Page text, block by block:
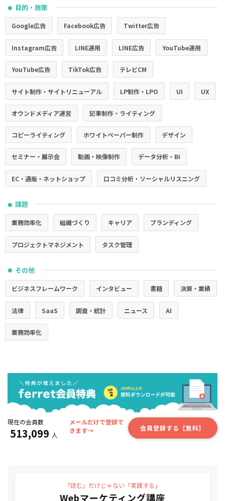
● 目的・施策
Google広告 Facebook広告 Twitter広告
Instagram広告 LINE運用 LINE広告 YouTube運用
YouTube広告 TikTok広告 テレビCM
サイト制作・サイトリニューアル LP制作・LPO UI UX
オウンドメディア運営 記事制作・ライティング
コピーライティング ホワイトペーパー制作 デザイン
セミナー・展示会 動画・映像制作 データ分析・BI
EC・通販・ネットショップ 口コミ分析・ソーシャルリスニング
● 課題
業務効率化 組織づくり キャリア ブランディング
プロジェクトマネジメント タスク管理
● その他
ビジネスフレームワーク インタビュー 書籍 決算・業績
法律 SaaS 調査・統計 ニュース AI
業務効率化
現在の会員数
513,099 人
メールだけで登録で
きます→
会員登録する【無料】
「読む」だけじゃない「実践する」
Webマーケティング講座